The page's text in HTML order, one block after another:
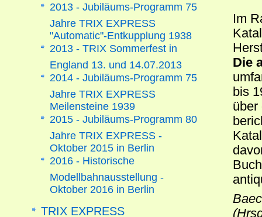
Im
Die
bis
über
2013 - Jubiläums-Programm 75
Jahre TRIX EXPRESS
"Automatic"-Entkupplung 1938
2013 - TRIX Sommerfest in
England 13. und 14.07.2013
2014 - Jubiläums-Programm 75
Jahre TRIX EXPRESS
Meilensteine 1939
2015 - Jubiläums-Programm 80
Jahre TRIX EXPRESS -
Oktober 2015 in Berlin
2016 - Historische
Modellbahnausstellung -
Oktober 2016 in Berlin
TRIX EXPRESS